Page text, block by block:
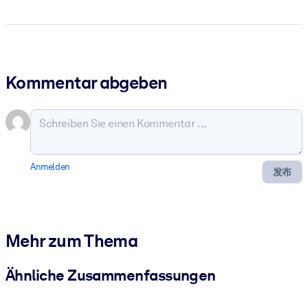
Kommentar abgeben
发布
Anmelden
Mehr zum Thema
Ähnliche Zusammenfassungen